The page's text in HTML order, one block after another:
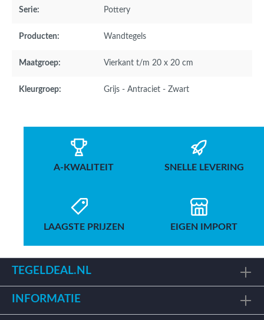
Serie: Pottery
Producten: Wandtegels
Maatgroep: Vierkant t/m 20 x 20 cm
Kleurgroep: Grijs - Antraciet - Zwart
A-KWALITEIT SNELLE LEVERING
LAAGSTE PRIJZEN EIGEN IMPORT
TEGELDEAL.NL
INFORMATIE